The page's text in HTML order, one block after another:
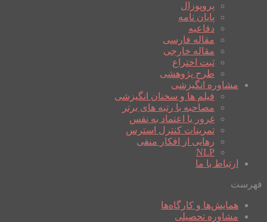
پروپوزال
پایان نامه
دفاعیه
مقاله فارسی
مقاله خارجی
ثبت اختراع
طرح پژوهشی
مشاوره انگیزشی
فیلم ها و سخنان انگیزشی
مصاحبه با رتبه های برتر
غرور یا اعتماد به نفس
تمرینات کنترل استرس
رهایی از افکار منفی
NLP
ارتباط با ما
فهرست
همایش‌ها و کارگاه‌ها
مشاوره تحصیلی